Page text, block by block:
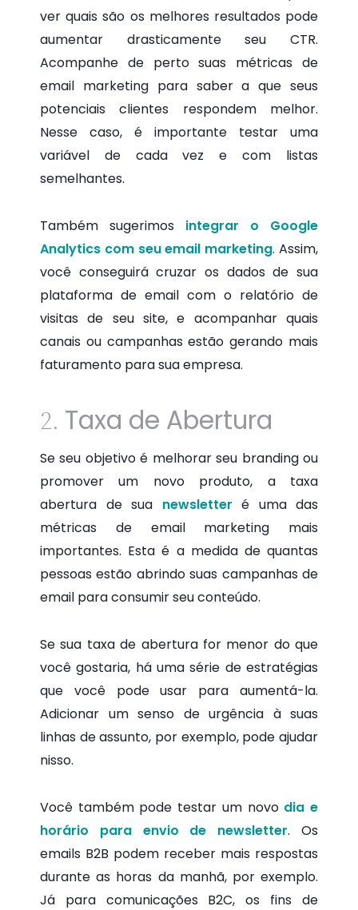
ver quais são os melhores resultados pode
aumentar drasticamente seu CTR.
Acompanhe de perto suas métricas de
email marketing para saber a que seus
potenciais clientes respondem melhor.
Nesse caso, é importante testar uma
variável de cada vez e com listas
semelhantes.
Também sugerimos integrar o Google
Analytics com seu email marketing. Assim,
você conseguirá cruzar os dados de sua
plataforma de email com o relatório de
visitas de seu site, e acompanhar quais
canais ou campanhas estão gerando mais
faturamento para sua empresa.
2. Taxa de Abertura
Se seu objetivo é melhorar seu branding ou
promover um novo produto, a taxa
abertura de sua newsletter é uma das
métricas de email marketing mais
importantes. Esta é a medida de quantas
pessoas estão abrindo suas campanhas de
email para consumir seu conteúdo.
Se sua taxa de abertura for menor do que
você gostaria, há uma série de estratégias
que você pode usar para aumentá-la.
Adicionar um senso de urgência à suas
linhas de assunto, por exemplo, pode ajudar
nisso.
Você também pode testar um novo dia e
horário para envio de newsletter. Os
emails B2B podem receber mais respostas
durante as horas da manhã, por exemplo.
Já para comunicações B2C, os fins de